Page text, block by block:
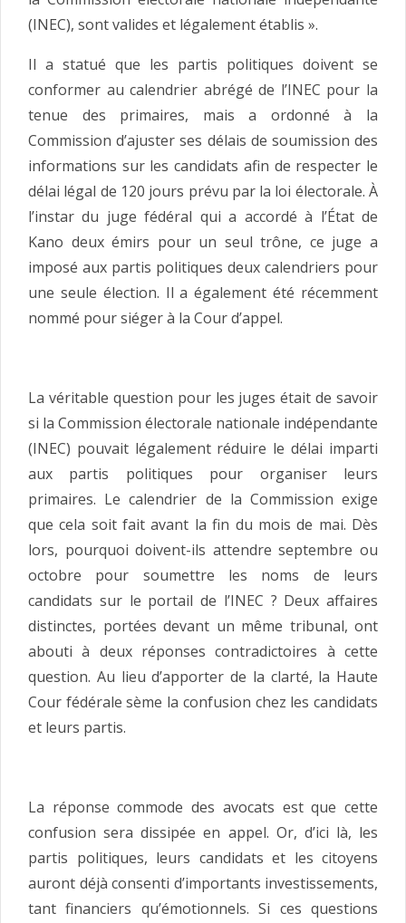
(INEC), sont valides et légalement établis ».
Il a statué que les partis politiques doivent se
conformer au calendrier abrégé de l’INEC pour la
tenue des primaires, mais a ordonné à la
Commission d’ajuster ses délais de soumission des
informations sur les candidats afin de respecter le
délai légal de 120 jours prévu par la loi électorale. À
l’instar du juge fédéral qui a accordé à l’État de
Kano deux émirs pour un seul trône, ce juge a
imposé aux partis politiques deux calendriers pour
une seule élection. Il a également été récemment
nommé pour siéger à la Cour d’appel.
La véritable question pour les juges était de savoir
si la Commission électorale nationale indépendante
(INEC) pouvait légalement réduire le délai imparti
aux partis politiques pour organiser leurs
primaires. Le calendrier de la Commission exige
que cela soit fait avant la fin du mois de mai. Dès
lors, pourquoi doivent-ils attendre septembre ou
octobre pour soumettre les noms de leurs
candidats sur le portail de l’INEC ? Deux affaires
distinctes, portées devant un même tribunal, ont
abouti à deux réponses contradictoires à cette
question. Au lieu d’apporter de la clarté, la Haute
Cour fédérale sème la confusion chez les candidats
et leurs partis.
La réponse commode des avocats est que cette
confusion sera dissipée en appel. Or, d’ici là, les
partis politiques, leurs candidats et les citoyens
auront déjà consenti d’importants investissements,
tant financiers qu’émotionnels. Si ces questions